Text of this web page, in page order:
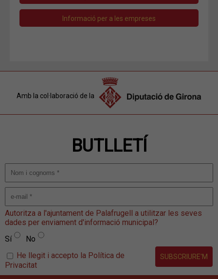
Informació per a les empreses
Amb la col·laboració de la
BUTLLETÍ
Autoritza a l'ajuntament de Palafrugell a utilitzar les seves
dades per enviament d'informació municipal?
Sí
No
He llegit i accepto la Política de
Privacitat